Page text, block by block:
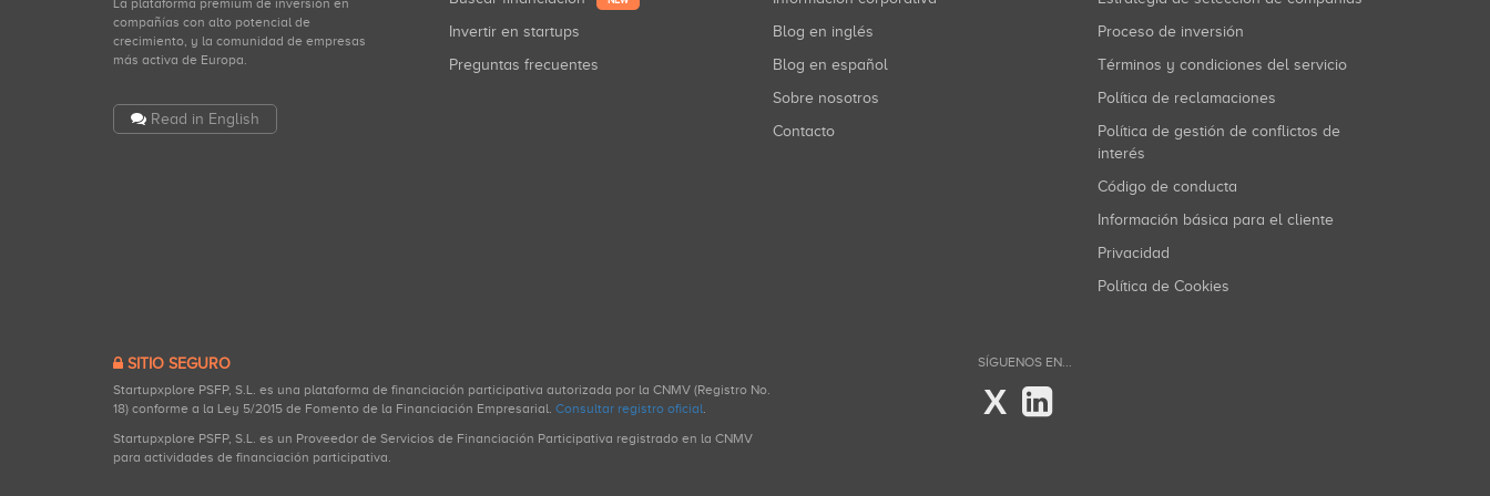
La plataforma premium de inversión en
compañías con alto potencial de
crecimiento, y la comunidad de empresas
más activa de Europa.
Read in English
Invertir en startups
Preguntas frecuentes
Blog en inglés
Blog en español
Sobre nosotros
Contacto
Proceso de inversión
Términos y condiciones del servicio
Política de reclamaciones
Política de gestión de conflictos de
interés
Código de conducta
Información básica para el cliente
Privacidad
Política de Cookies
SITIO SEGURO
Startupxplore PSFP, S.L. es una plataforma de financiación participativa autorizada por la CNMV (Registro No.
18) conforme a la Ley 5/2015 de Fomento de la Financiación Empresarial. Consultar registro oficial.
Startupxplore PSFP, S.L. es un Proveedor de Servicios de Financiación Participativa registrado en la CNMV
para actividades de financiación participativa.
SÍGUENOS EN...
X